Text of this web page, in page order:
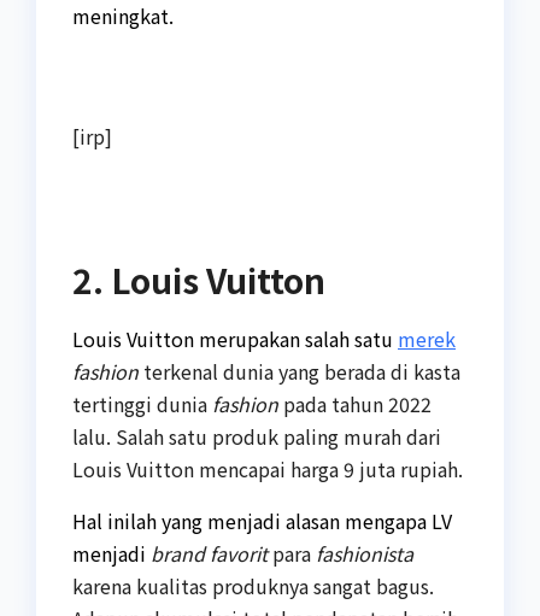
meningkat.
[irp]
2. Louis Vuitton
Louis Vuitton merupakan salah satu merek
fashion terkenal dunia yang berada di kasta
tertinggi dunia fashion pada tahun 2022
lalu. Salah satu produk paling murah dari
Louis Vuitton mencapai harga 9 juta rupiah.
Hal inilah yang menjadi alasan mengapa LV
menjadi brand favoritpara fashionista
karena kualitas produknya sangat bagus.